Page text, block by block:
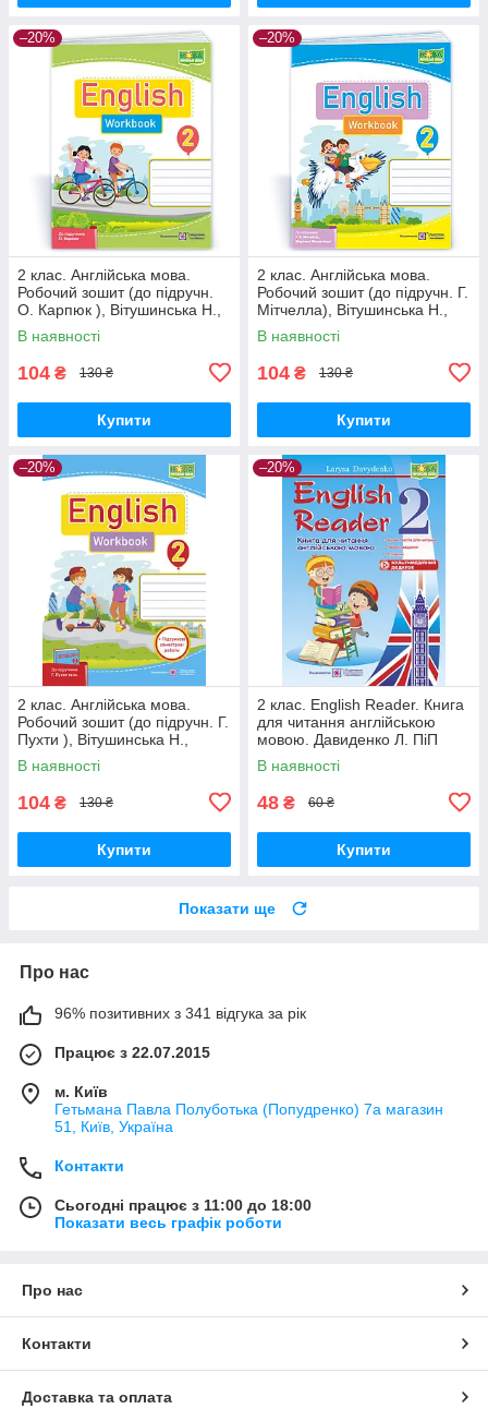
–20%
2 клас. Англійська мова.
Робочий зошит (до підручн.
О. Карпюк ), Вітушинська Н.,
Косован О. ПІП
В наявності
104 ₴ 130 ₴
Купити
–20%
2 клас. Англійська мова.
Робочий зошит (до підручн. Г.
Мітчелла), Вітушинська Н.,
Косован О. ПІП
В наявності
104 ₴ 130 ₴
Купити
–20%
2 клас. Англійська мова.
Робочий зошит (до підручн. Г.
Пухти ), Вітушинська Н.,
Косован О. ПІП
В наявності
104 ₴ 130 ₴
Купити
–20%
2 клас. English Reader. Книга
для читання англійською
мовою. Давиденко Л. ПіП
В наявності
48 ₴ 60 ₴
Купити
Показати ще
Про нас
96% позитивних з 341 відгука за рік
Працює з 22.07.2015
м. Київ
Гетьмана Павла Полуботька (Попудренко) 7а магазин
51, Київ, Україна
Контакти
Сьогодні працює з 11:00 до 18:00
Показати весь графік роботи
Про нас
Контакти
Доставка та оплата